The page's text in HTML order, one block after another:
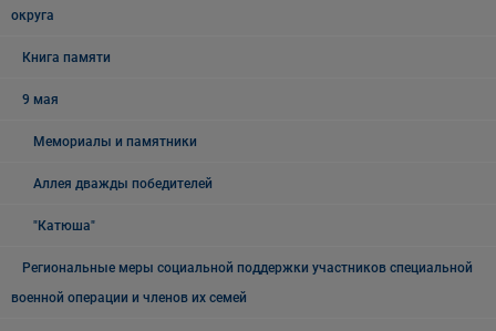
округа
Книга памяти
9 мая
Мемориалы и памятники
Аллея дважды победителей
"Катюша"
Региональные меры социальной поддержки участников специальной
военной операции и членов их семей